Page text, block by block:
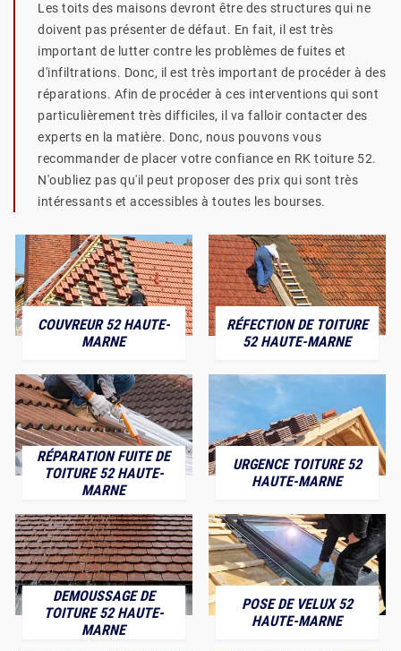
Les toits des maisons devront être des structures qui ne
doivent pas présenter de défaut. En fait, il est très
important de lutter contre les problèmes de fuites et
d'infiltrations. Donc, il est très important de procéder à des
réparations. Afin de procéder à ces interventions qui sont
particulièrement très difficiles, il va falloir contacter des
experts en la matière. Donc, nous pouvons vous
recommander de placer votre confiance en RK toiture 52.
N'oubliez pas qu'il peut proposer des prix qui sont très
intéressants et accessibles à toutes les bourses.
COUVREUR 52 HAUTE-
MARNE
RÉFECTION DE TOITURE
52 HAUTE-MARNE
RÉPARATION FUITE DE
TOITURE 52 HAUTE-
MARNE
URGENCE TOITURE 52
HAUTE-MARNE
DEMOUSSAGE DE
TOITURE 52 HAUTE-
MARNE
POSE DE VELUX 52
HAUTE-MARNE